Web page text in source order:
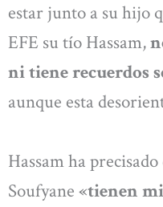
estar junto a su hijo
EFE su tío Hassam,
ni tiene recuerdos
aunque esta
Hassam ha
Soufyane «tienen